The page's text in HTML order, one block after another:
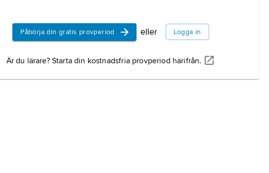
Påbörja din gratis provperiod eller Logga in
Är du lärare? Starta din kostnadsfria provperiod härifrån.